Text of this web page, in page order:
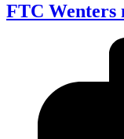
FTC Wenters